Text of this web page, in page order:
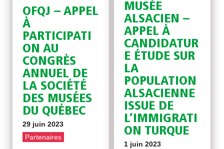
OFQJ – APPEL
À
PARTICIPATI
ON AU
CONGRÈS
ANNUEL DE
LA SOCIÉTÉ
DES MUSÉES
DU QUÉBEC
29 juin 2023
Partenaires
MUSÉE
ALSACIEN –
APPEL À
CANDIDATUR
E ÉTUDE SUR
LA
POPULATION
ALSACIENNE
ISSUE DE
L’IMMIGRATI
ON TURQUE
1 juin 2023